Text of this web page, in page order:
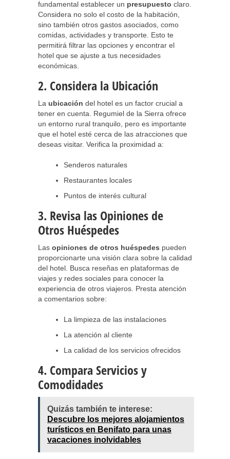
fundamental establecer un presupuesto claro.
Considera no solo el costo de la habitación,
sino también otros gastos asociados, como
comidas, actividades y transporte. Esto te
permitirá filtrar las opciones y encontrar el
hotel que se ajuste a tus necesidades
económicas.
2. Considera la Ubicación
La ubicación del hotel es un factor crucial a
tener en cuenta. Regumiel de la Sierra ofrece
un entorno rural tranquilo, pero es importante
que el hotel esté cerca de las atracciones que
deseas visitar. Verifica la proximidad a:
Senderos naturales
Restaurantes locales
Puntos de interés cultural
3. Revisa las Opiniones de
Otros Huéspedes
Las opiniones de otros huéspedes pueden
proporcionarte una visión clara sobre la calidad
del hotel. Busca reseñas en plataformas de
viajes y redes sociales para conocer la
experiencia de otros viajeros. Presta atención
a comentarios sobre:
La limpieza de las instalaciones
La atención al cliente
La calidad de los servicios ofrecidos
4. Compara Servicios y
Comodidades
Quizás también te interese:
Descubre los mejores alojamientos
turísticos en Benifato para unas
vacaciones inolvidables